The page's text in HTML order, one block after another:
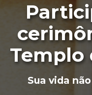
Templo
Sua vida